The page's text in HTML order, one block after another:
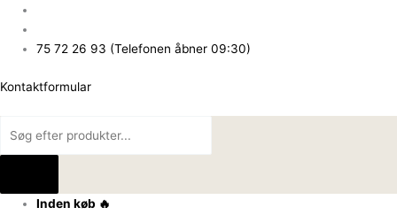
indholdet75 72 26 93 (Telefonen åbner 09:30)
Kontaktformular
Products
search
Inden køb 🔥
Products
search